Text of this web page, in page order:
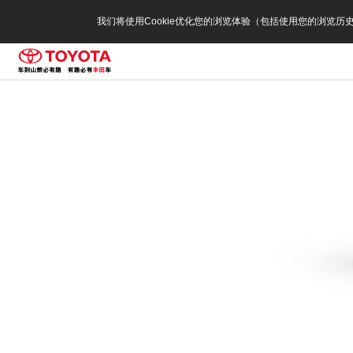
我们将使用Cookie优化您的浏览体验（包括使用您的浏览历